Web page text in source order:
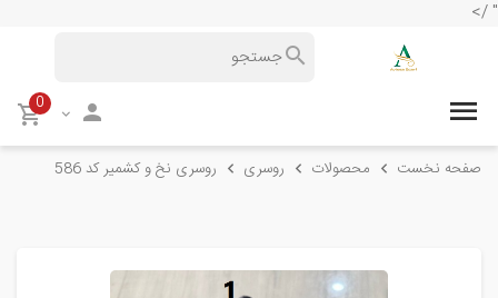
" />
0
صفحه نخست محصولات روسری روسری نخ و کشمیر کد 586